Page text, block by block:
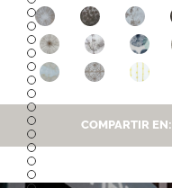
COMPARTIR EN: